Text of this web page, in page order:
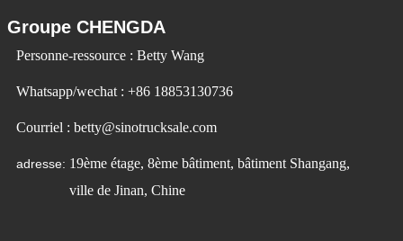
Groupe CHENGDA
Personne-ressource : Betty Wang
Whatsapp/wechat : +86 18853130736
Courriel : betty@sinotrucksale.com
adresse: 19ème étage, 8ème bâtiment, bâtiment Shangang,
ville de Jinan, Chine